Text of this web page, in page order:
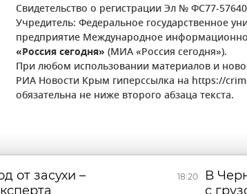
Свидетельство о регистрации Эл № ФС77-
Учредитель: Федеральное государственное
предприятие Международное
«Россия сегодня» (МИА «Россия сегодня»).
При любом использовании материалов и
РИА Новости Крым гиперссылка на https://
обязательна не ниже второго абзаца текста.
от засухи –
18:20
В
с